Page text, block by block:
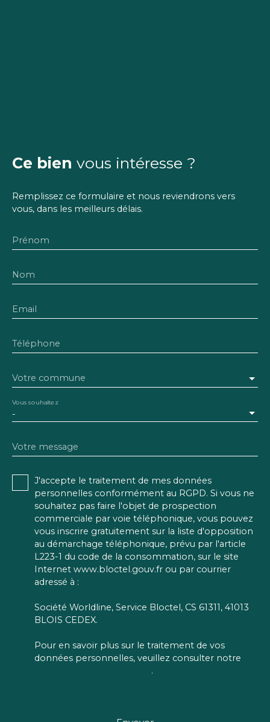
Ce bien vous intéresse ?
Remplissez ce formulaire et nous reviendrons vers
vous, dans les meilleurs délais.
Prénom
Nom
Email
Téléphone
Votre commune
-
Vous souhaitez
Votre message
J'accepte le traitement de mes données
personnelles conformément au RGPD. Si vous ne
souhaitez pas faire l'objet de prospection
commerciale par voie téléphonique, vous pouvez
vous inscrire gratuitement sur la liste d'opposition
au démarchage téléphonique, prévu par l'article
L223-1 du code de la consommation, sur le site
Internet www.bloctel.gouv.fr ou par courrier
adressé à :
Société Worldline, Service Bloctel, CS 61311, 41013
BLOIS CEDEX.
Pour en savoir plus sur le traitement de vos
données personnelles, veuillez consulter notre
.